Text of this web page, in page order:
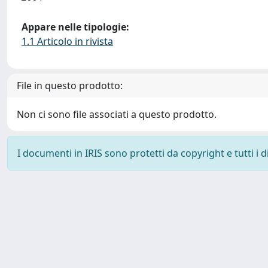
Appare nelle tipologie:
1.1 Articolo in rivista
File in questo prodotto:
Non ci sono file associati a questo prodotto.
I documenti in IRIS sono protetti da copyright e tutti i